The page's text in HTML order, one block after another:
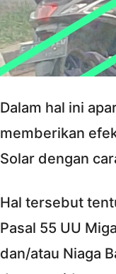
Dalam hal ini
memberikan
Solar dengan
Hal tersebut
Pasal 55 UU
dan/atau Niaga